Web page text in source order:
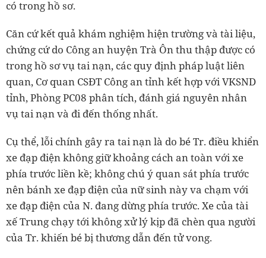
có trong hồ sơ.
Căn cứ kết quả khám nghiệm hiện trường và tài liệu,
chứng cứ do Công an huyện Trà Ôn thu thập được có
trong hồ sơ vụ tai nạn, các quy định pháp luật liên
quan, Cơ quan CSĐT Công an tỉnh kết hợp với VKSND
tỉnh, Phòng PC08 phân tích, đánh giá nguyên nhân
vụ tai nạn và đi đến thống nhất.
Cụ thể, lỗi chính gây ra tai nạn là do bé Tr. điều khiển
xe đạp điện không giữ khoảng cách an toàn với xe
phía trước liền kề; không chú ý quan sát phía trước
nên bánh xe đạp điện của nữ sinh này va chạm với
xe đạp điện của N. đang dừng phía trước. Xe của tài
xế Trung chạy tới không xử lý kịp đã chèn qua người
của Tr. khiến bé bị thương dẫn đến tử vong.